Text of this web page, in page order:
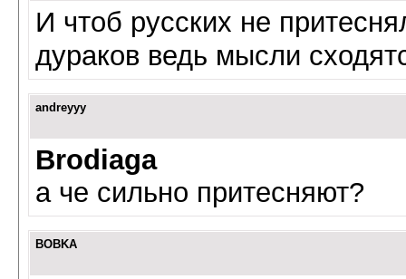
И чтоб русских не
дураков ведь мысли
andreyyy
Brodiaga
а че сильно притесняют?
BOBKA